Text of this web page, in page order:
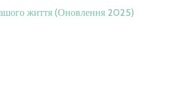
життя (Оновлення 2025)